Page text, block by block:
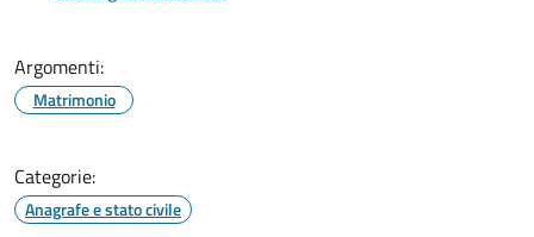
Argomenti:
Matrimonio
Categorie:
Anagrafe e stato civile